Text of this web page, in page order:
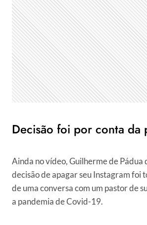
Decisão foi por conta da
Ainda no vídeo, Guilherme de Pádua
decisão de apagar seu Instagram foi
de uma conversa com um pastor de
a pandemia de Covid-19.